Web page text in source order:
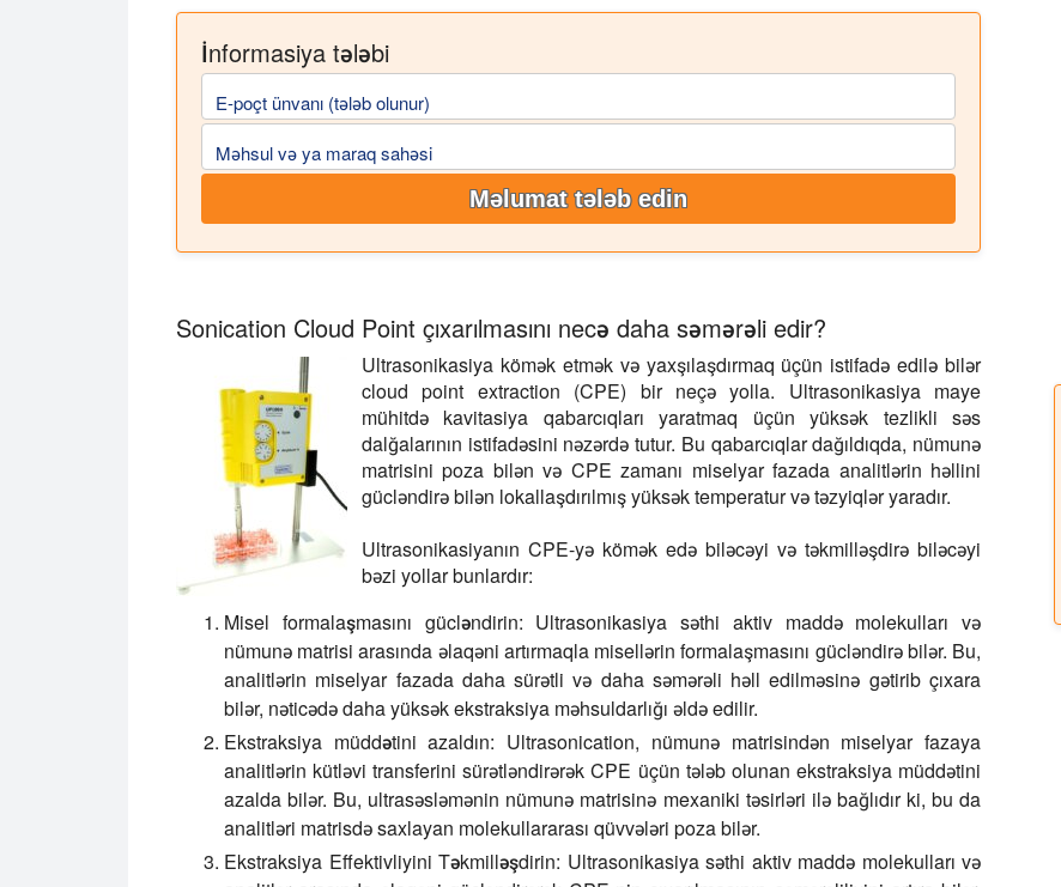
İnformasiya tələbi
E-poçt ünvanı (tələb olunur)
Məhsul və ya maraq sahəsi
Məlumat tələb edin
Sonication Cloud Point çıxarılmasını necə daha səmərəli edir?
Ultrasonikasiya kömək etmək və yaxşılaşdırmaq üçün istifadə edilə bilər
cloud point extraction (CPE) bir neçə yolla. Ultrasonikasiya maye
mühitdə kavitasiya qabarcıqları yaratmaq üçün yüksək tezlikli səs
dalğalarının istifadəsini nəzərdə tutur. Bu qabarcıqlar dağıldıqda, nümunə
matrisini poza bilən və CPE zamanı miselyar fazada analitlərin həllini
gücləndirə bilən lokallaşdırılmış yüksək temperatur və təzyiqlər yaradır.
Ultrasonikasiyanın CPE-yə kömək edə biləcəyi və təkmilləşdirə biləcəyi
bəzi yollar bunlardır:
Misel formalaşmasını gücləndirin: Ultrasonikasiya səthi aktiv maddə molekulları və
nümunə matrisi arasında əlaqəni artırmaqla misellərin formalaşmasını gücləndirə bilər. Bu,
analitlərin miselyar fazada daha sürətli və daha səmərəli həll edilməsinə gətirib çıxara
bilər, nəticədə daha yüksək ekstraksiya məhsuldarlığı əldə edilir.
Ekstraksiya müddətini azaldın: Ultrasonication, nümunə matrisindən miselyar fazaya
analitlərin kütləvi transferini sürətləndirərək CPE üçün tələb olunan ekstraksiya müddətini
azalda bilər. Bu, ultrasəsləmənin nümunə matrisinə mexaniki təsirləri ilə bağlıdır ki, bu da
analitləri matrisdə saxlayan molekullararası qüvvələri poza bilər.
Ekstraksiya Effektivliyini Təkmilləşdirin: Ultrasonikasiya səthi aktiv maddə molekulları və